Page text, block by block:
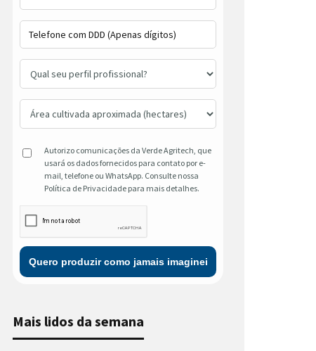
Autorizo comunicações da Verde Agritech, que
usará os dados fornecidos para contato por e-
mail, telefone ou WhatsApp. Consulte nossa
Política de Privacidade para mais detalhes.
Mais lidos da semana